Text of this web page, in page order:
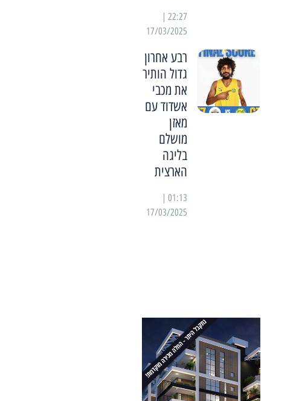
17/03/2025
רבע אחרון
גדול הותיר
את מכבי
אשדוד עם
מאזן
מושלם
בליגה
הארצית
17/03/2025